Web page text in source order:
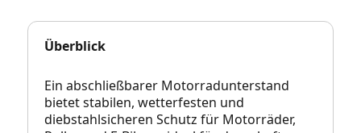
Überblick
Ein abschließbarer Motorradunterstand
bietet stabilen, wetterfesten und
diebstahlsicheren Schutz für Motorräder,